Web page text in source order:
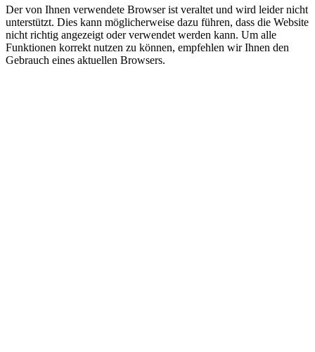
Der von Ihnen verwendete Browser ist veraltet und wird leider nicht
unterstützt. Dies kann möglicherweise dazu führen, dass die Website
nicht richtig angezeigt oder verwendet werden kann. Um alle
Funktionen korrekt nutzen zu können, empfehlen wir Ihnen den
Gebrauch eines aktuellen Browsers.